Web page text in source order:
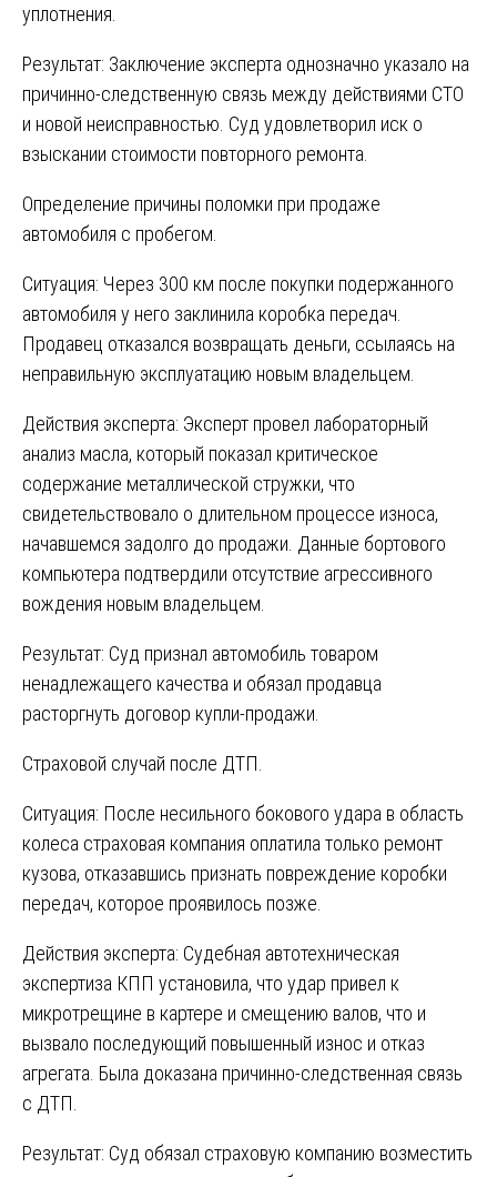
уплотнения.
Результат: Заключение эксперта однозначно указало на
причинно-следственную связь между действиями СТО
и новой неисправностью. Суд удовлетворил иск о
взыскании стоимости повторного ремонта.
Определение причины поломки при продаже
автомобиля с пробегом.
Ситуация: Через 300 км после покупки подержанного
автомобиля у него заклинила коробка передач.
Продавец отказался возвращать деньги, ссылаясь на
неправильную эксплуатацию новым владельцем.
Действия эксперта: Эксперт провел лабораторный
анализ масла, который показал критическое
содержание металлической стружки, что
свидетельствовало о длительном процессе износа,
начавшемся задолго до продажи. Данные бортового
компьютера подтвердили отсутствие агрессивного
вождения новым владельцем.
Результат: Суд признал автомобиль товаром
ненадлежащего качества и обязал продавца
расторгнуть договор купли-продажи.
Страховой случай после ДТП.
Ситуация: После несильного бокового удара в область
колеса страховая компания оплатила только ремонт
кузова, отказавшись признать повреждение коробки
передач, которое проявилось позже.
Действия эксперта: Судебная автотехническая
экспертиза КПП установила, что удар привел к
микротрещине в картере и смещению валов, что и
вызвало последующий повышенный износ и отказ
агрегата. Была доказана причинно-следственная связь
с ДТП.
Результат: Суд обязал страховую компанию возместить